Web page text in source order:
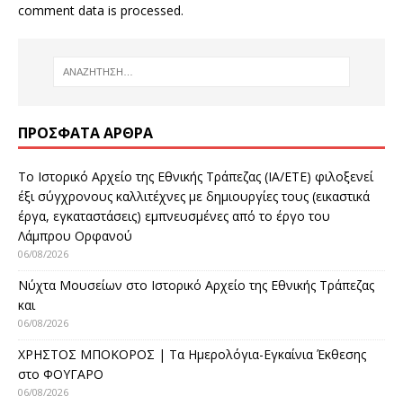
comment data is processed.
ΠΡΌΣΦΑΤΑ ΆΡΘΡΑ
Το Ιστορικό Αρχείο της Εθνικής Τράπεζας (ΙΑ/ΕΤΕ) φιλοξενεί
έξι σύγχρονους καλλιτέχνες με δημιουργίες τους (εικαστικά
έργα, εγκαταστάσεις) εμπνευσμένες από το έργο του
Λάμπρου Ορφανού
06/08/2026
Νύχτα Μουσείων στο Ιστορικό Αρχείο της Εθνικής Τράπεζας
και
06/08/2026
ΧΡΗΣΤΟΣ ΜΠΟΚΟΡΟΣ | Τα Ημερολόγια-Εγκαίνια Έκθεσης
στο ΦΟΥΓΑΡΟ
06/08/2026